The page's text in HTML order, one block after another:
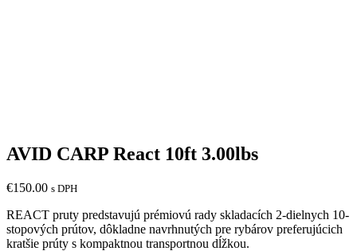
AVID CARP React 10ft 3.00lbs
€150.00 s DPH
REACT pruty predstavujú prémiovú rady skladacích 2-dielnych 10-
stopových prútov, dôkladne navrhnutých pre rybárov preferujúcich
kratšie prúty s kompaktnou transportnou dĺžkou.